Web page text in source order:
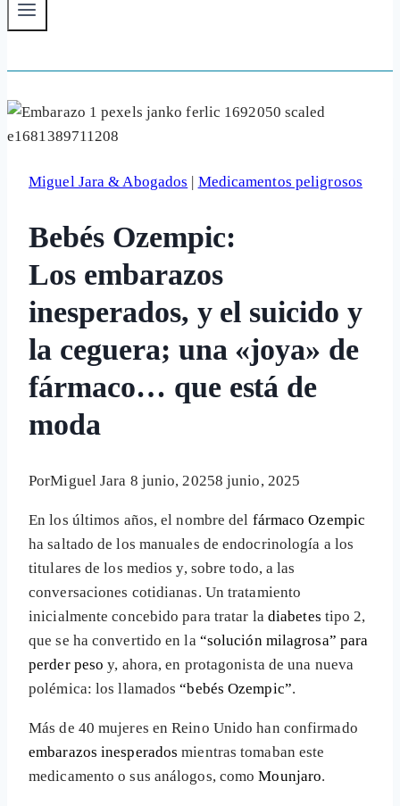
Miguel Jara & Abogados | Medicamentos peligrosos
Bebés Ozempic:
Los embarazos
inesperados, y el suicido y
la ceguera; una «joya» de
fármaco… que está de
moda
PorMiguel Jara 8 junio, 20258 junio, 2025
En los últimos años, el nombre del fármaco Ozempic
ha saltado de los manuales de endocrinología a los
titulares de los medios y, sobre todo, a las
conversaciones cotidianas. Un tratamiento
inicialmente concebido para tratar la diabetes tipo 2,
que se ha convertido en la “solución milagrosa” para
perder peso y, ahora, en protagonista de una nueva
polémica: los llamados“bebés Ozempic”.
Más de 40 mujeres en Reino Unido han confirmado
embarazos inesperados mientras tomaban este
medicamento o sus análogos, comoMounjaro.